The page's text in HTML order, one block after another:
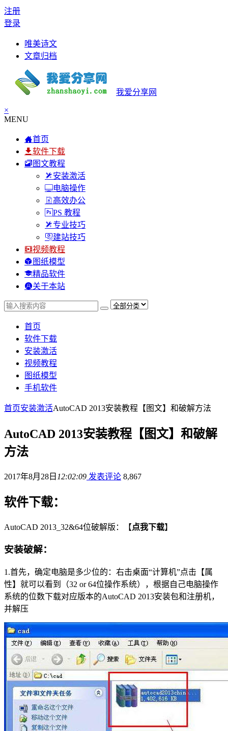
注册
登录
唯美诗文
文章归档
我爱分享网
×
MENU
首页
软件下载
图文教程
安装激活
电脑操作
高效办公
PS 教程
专业技巧
建站技巧
视频教程
图纸模型
精品软件
关于本站
首页
软件下载
安装激活
视频教程
图纸模型
手机软件
首页安装激活AutoCAD 2013安装教程【图文】和破解方法
AutoCAD 2013安装教程【图文】和破解
方法
2017年8月28日 12:02:09 发表评论 8,867
软件下载：
AutoCAD 2013_32&64位破解版：【点我下载】
安装破解：
1.首先，确定电脑是多少位的：右击桌面“计算机”点击【属
性】就可以看到（32 or 64位操作系统），根据自己电脑操作
系统的位数下载对应版本的AutoCAD 2013安装包和注册机，
并解压